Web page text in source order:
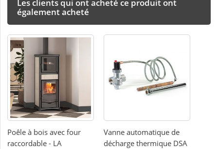
Les clients qui ont acheté ce produit ont
également acheté
Poêle à bois avec four
raccordable - LA
Vanne automatique de
décharge thermique DSA